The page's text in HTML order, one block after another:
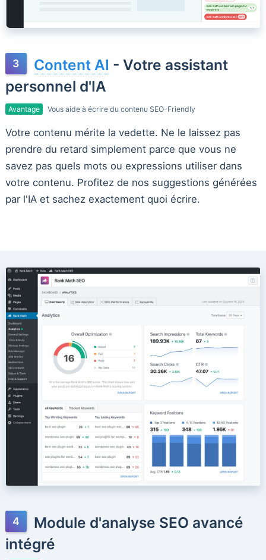
Content AI - Votre assistant
personnel d'IA
Avantage Vous aide à écrire du contenu SEO-Friendly
Votre contenu mérite la vedette. Ne le laissez pas
prendre du retard simplement parce que vous ne
savez pas quels mots ou expressions utiliser dans
votre contenu. Profitez de nos suggestions générées
par l'IA et sachez exactement quoi écrire.
Module d'analyse SEO avancé
intégré